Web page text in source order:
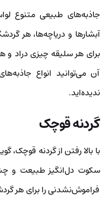
جاذبه‌های طبیعی متنوع
آبشارها و دریاچه‌ها، هر
برای هر سلیقه چیزی دراد و
آن می‌توانید انواع
ندیده‌اید.
گردنه قوچک
با بالا رفتن از گردنه قوچک،
سکوت دل‌انگیز طبیعت و
فراموش‌نشدنی را برای هر